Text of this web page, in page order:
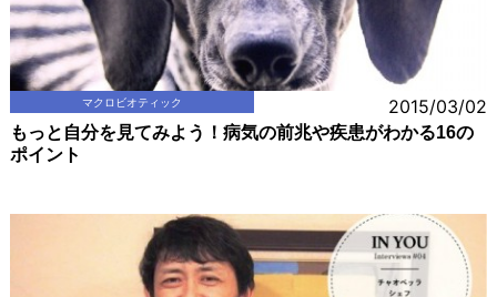
マクロビオティック 2015/03/02
もっと自分を見てみよう！病気の前兆や疾患がわかる16の
ポイント